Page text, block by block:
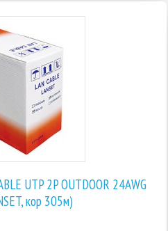
UTP 2P OUTDOOR 24AWG
кор 305м)